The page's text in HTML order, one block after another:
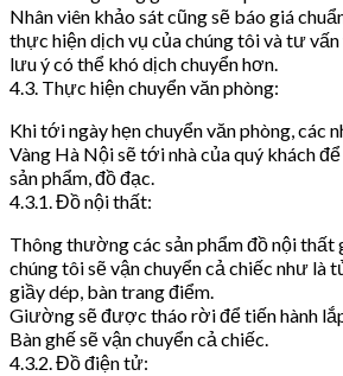
Nhân viên khảo sát cũng sẽ báo giá
thực hiện dịch vụ của chúng tôi và tư
lưu ý có thể khó dịch chuyển hơn.
4.3. Thực hiện chuyển văn phòng:
Khi tới ngày hẹn chuyển văn phòng, các
Vàng Hà Nội sẽ tới nhà của quý khách
sản phẩm, đồ đạc.
4.3.1. Đồ nội thất:
Thông thường các sản phẩm đồ nội thất
chúng tôi sẽ vận chuyển cả chiếc như là
giầy dép, bàn trang điểm.
Giường sẽ được tháo rời để tiến hành
Bàn ghế sẽ vận chuyển cả chiếc.
4.3.2. Đồ điện tử: